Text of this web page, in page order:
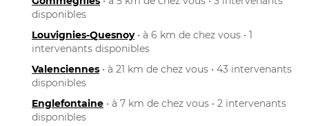
disponibles
Louvignies-Quesnoy• à 6 km de chez vous • 1
intervenants disponibles
Valenciennes • à 21 km de chez vous • 43 intervenants
disponibles
Englefontaine • à 7 km de chez vous • 2 intervenants
disponibles